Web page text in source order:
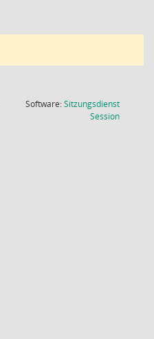
Software:Sitzungsdienst
Session(Wird in